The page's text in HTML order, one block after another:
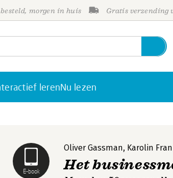
morgen in huis Gratis verzending
lerenNu lezen
E-book
Oliver Gassman, Karolin
Het